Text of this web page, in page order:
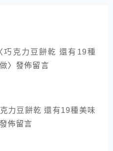
巧克力豆餅乾 還有19種
〉發佈留言
力豆餅乾 還有19種美味
佈留言